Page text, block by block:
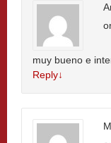
muy bueno e
Reply↓